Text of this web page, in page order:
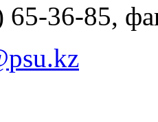
65-36-85,